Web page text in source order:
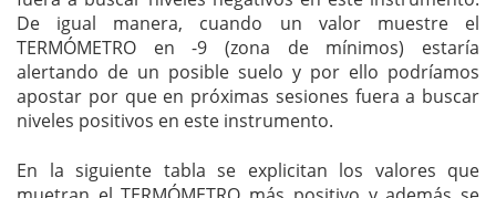
De igual manera, cuando un valor muestre el
TERMÓMETRO en -9 (zona de mínimos) estaría
alertando de un posible suelo y por ello podríamos
apostar por que en próximas sesiones fuera a buscar
niveles positivos en este instrumento.
En la siguiente tabla se explicitan los valores que